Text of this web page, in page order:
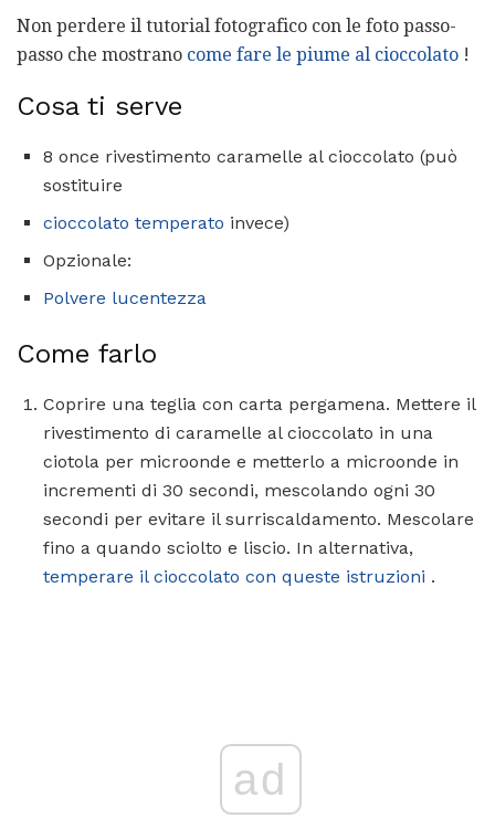
Non perdere il tutorial fotografico con le foto passo-
passo che mostrano come fare le piume al cioccolato !
Cosa ti serve
8 once rivestimento caramelle al cioccolato (può
sostituire
cioccolato temperato invece)
Opzionale:
Polvere lucentezza
Come farlo
Coprire una teglia con carta pergamena. Mettere il
rivestimento di caramelle al cioccolato in una
ciotola per microonde e metterlo a microonde in
incrementi di 30 secondi, mescolando ogni 30
secondi per evitare il surriscaldamento. Mescolare
fino a quando sciolto e liscio. In alternativa,
temperare il cioccolato con queste istruzioni .
ad